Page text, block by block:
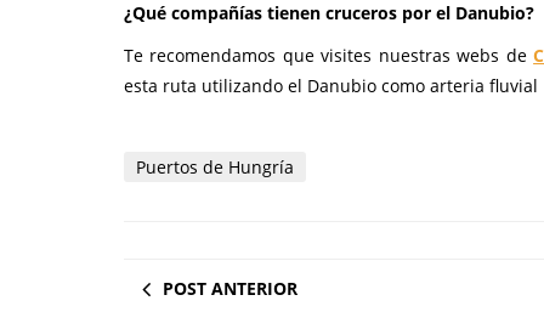
¿Qué compañías tienen cruceros por el Danubio?
Te recomendamos que visites nuestras webs de
esta ruta utilizando el Danubio como arteria
Puertos de Hungría
POST ANTERIOR